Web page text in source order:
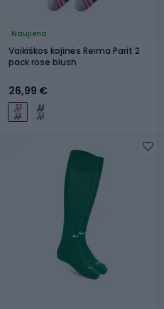
Naujiena
Vaikiškos kojinės Reima Parit 2
pack rose blush
26,99 €